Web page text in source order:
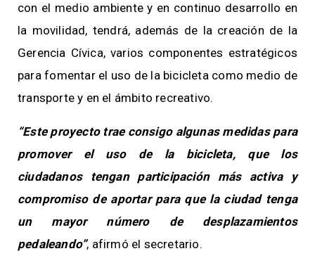
con el medio ambiente y en continuo desarrollo en
la movilidad, tendrá, además de la creación de la
Gerencia Cívica, varios componentes estratégicos
para fomentar el uso de la bicicleta como medio de
transporte y en el ámbito recreativo.
“Este proyecto trae consigo algunas medidas para
promover el uso de la bicicleta, que los
ciudadanos tengan participación más activa y
compromiso de aportar para que la ciudad tenga
un mayor número de desplazamientos
pedaleando”, afirmó el secretario.